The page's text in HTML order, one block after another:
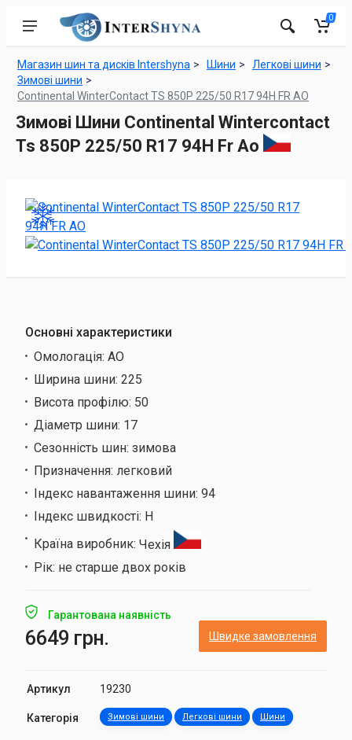
0
Магазин шин та дисків Intershyna Шини
Легкові шини
Зимові шини
Continental WinterContact TS 850P 225/50 R17 94H FR AO
Зимові Шини Continental Wintercontact
Ts 850P 225/50 R17 94H Fr Ao
Основні характеристики
Омологація: AO
Ширина шини: 225
Висота профілю: 50
Діаметр шини: 17
Сезонність шин: зимова
Призначення: легковий
Індекс навантаження шини: 94
Індекс швидкості: H
Країна виробник: Чехія
Рік: не старше двох років
Гарантована наявність
6649 грн. Швидке замовлення
Артикул 19230
Категорія Зимові шини Легкові шини Шини